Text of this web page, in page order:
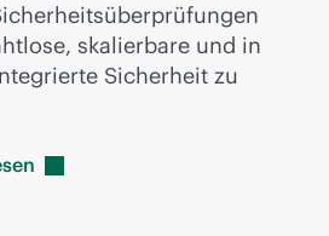
skalierbare und in
Sicherheit zu